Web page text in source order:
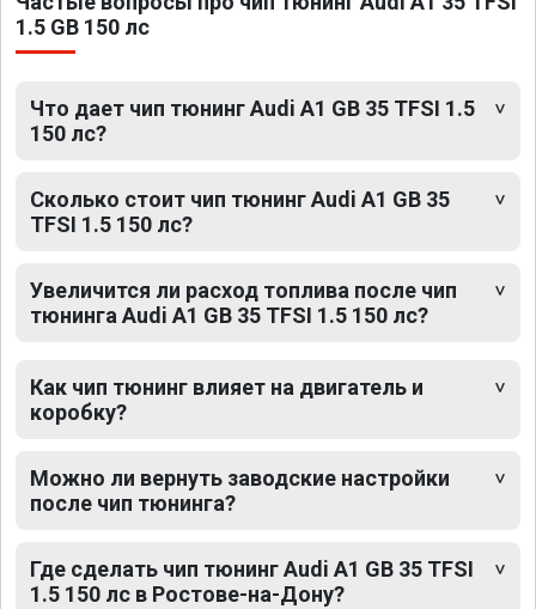
1.5 GB 150 лс
Что дает чип тюнинг Audi A1 GB 35 TFSI 1.5
150 лс?
Сколько стоит чип тюнинг Audi A1 GB 35
TFSI 1.5 150 лс?
Увеличится ли расход топлива после чип
тюнинга Audi A1 GB 35 TFSI 1.5 150 лс?
Как чип тюнинг влияет на двигатель и
коробку?
Можно ли вернуть заводские настройки
после чип тюнинга?
Где сделать чип тюнинг Audi A1 GB 35 TFSI
1.5 150 лс в Ростове-на-Дону?